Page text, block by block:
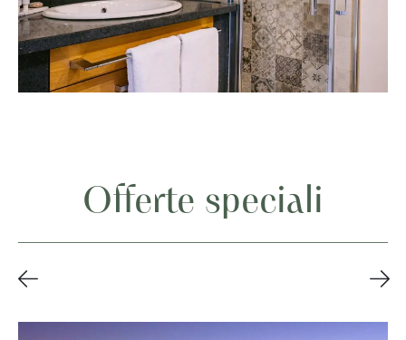
Offerte speciali